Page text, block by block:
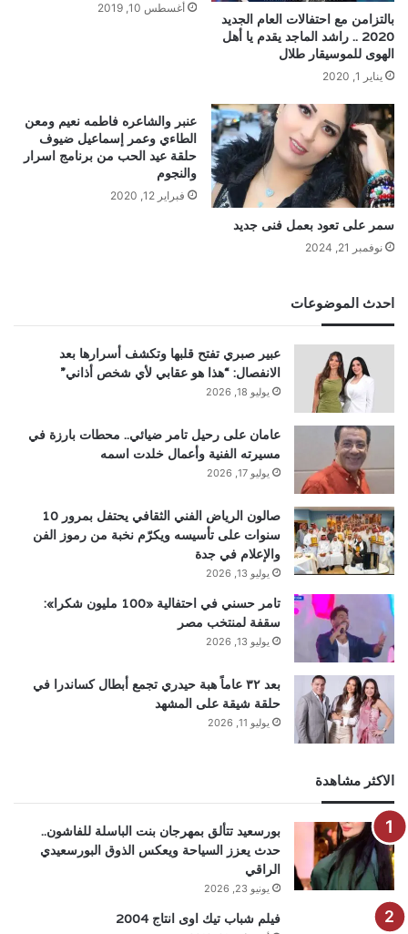
بالتزامن مع احتفالات العام الجديد
2020 .. راشد الماجد يقدم يا أهل
الهوى للموسيقار طلال
يناير 1, 2020
أغسطس 10, 2019
سمر على تعود بعمل فنى جديد
نوفمبر 21, 2024
عنبر والشاعره فاطمه نعيم ومعن
الطاءي وعمر إسماعيل ضيوف
حلقة عيد الحب من برنامج اسرار
والنجوم
فبراير 12, 2020
احدث الموضوعات
عبير صبري تفتح قلبها وتكشف أسرارها بعد
الانفصال: “هذا هو عقابي لأي شخص أذاني”
يوليو 18, 2026
عامان على رحيل تامر ضيائي.. محطات بارزة في
مسيرته الفنية وأعمال خلدت اسمه
يوليو 17, 2026
صالون الرياض الفني الثقافي يحتفل بمرور 10
سنوات على تأسيسه ويكرّم نخبة من رموز الفن
والإعلام في جدة
يوليو 13, 2026
تامر حسني في احتفالية «100 مليون شكرا»:
سقفة لمنتخب مصر
يوليو 13, 2026
بعد ٣٢ عاماً هبة حيدري تجمع أبطال كساندرا في
حلقة شيقة على المشهد
يوليو 11, 2026
الاكثر مشاهدة
بورسعيد تتألق بمهرجان بنت الباسلة للفاشون..
حدث يعزز السياحة ويعكس الذوق البورسعيدي
الراقي
يونيو 23, 2026
فيلم شباب تيك اوى انتاج 2004